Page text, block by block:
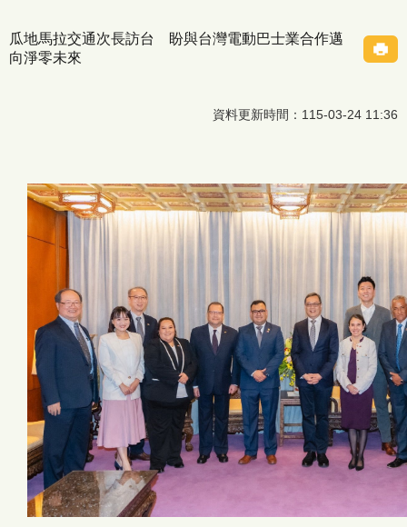
瓜地馬拉交通次長訪台 盼與台灣電動巴士業合作邁
向淨零未來
資料更新時間：115-03-24 11:36